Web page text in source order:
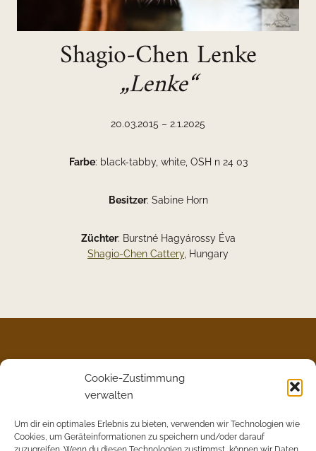
Cookie-Zustimmung
verwalten
Um dir ein optimales Erlebnis zu bieten, verwenden wir Technologien wie
Cookies, um Geräteinformationen zu speichern und/oder darauf
Shagio-Chen Lenke
„Lenke“
20.03.2015 – 2.1.2025
Farbe: black-tabby, white, OSH n 24 03
Besitzer: Sabine Horn
Züchter: Burstné Hagyárossy Éva
Shagio-Chen Cattery, Hungary
Al Djiibaajah
SALUKI ZUCHT IN DEUTSCHLAND
Unser Augenmerk in der Zucht liegt auf wesensfesten,